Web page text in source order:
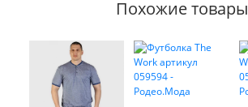
Похожие товары